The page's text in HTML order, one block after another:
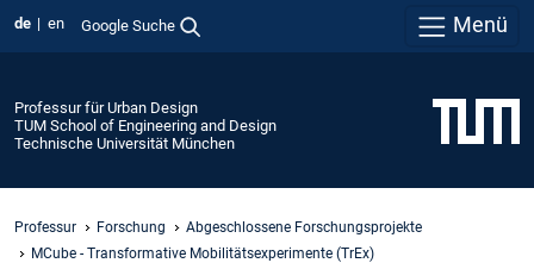
de en Google Suche Menü
Professur für Urban Design
TUM School of Engineering and Design
Technische Universität München
Professur Forschung
Abgeschlossene Forschungsprojekte
MCube - Transformative Mobilitätsexperimente (TrEx)